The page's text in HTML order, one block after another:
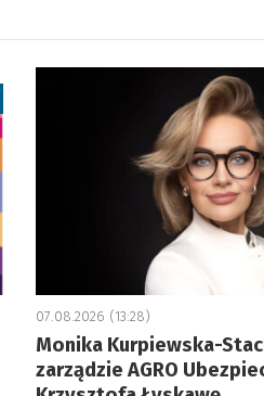
a
07.08.2026 (13:28)
Monika Kurpiewska-
zarządzie AGRO